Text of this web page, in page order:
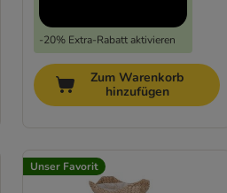
-20% Extra-Rabatt aktivieren
Zum Warenkorb
hinzufügen
Unser Favorit